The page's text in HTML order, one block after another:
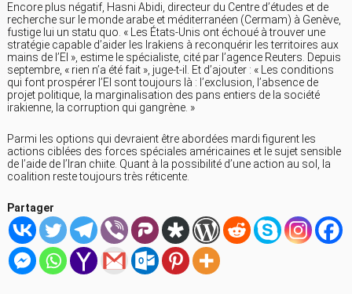
Encore plus négatif, Hasni Abidi, directeur du Centre d’études et de
recherche sur le monde arabe et méditerranéen (Cermam) à Genève,
fustige lui un statu quo. « Les États-Unis ont échoué à trouver une
stratégie capable d’aider les Irakiens à reconquérir les territoires aux
mains de l’EI », estime le spécialiste, cité par l’agence Reuters. Depuis
septembre, « rien n’a été fait », juge-t-il. Et d’ajouter : « Les conditions
qui font prospérer l’EI sont toujours là : l’exclusion, l’absence de
projet politique, la marginalisation des pans entiers de la société
irakienne, la corruption qui gangrène. »
Parmi les options qui devraient être abordées mardi figurent les
actions ciblées des forces spéciales américaines et le sujet sensible
de l’aide de l’Iran chiite. Quant à la possibilité d’une action au sol, la
coalition reste toujours très réticente.
Partager